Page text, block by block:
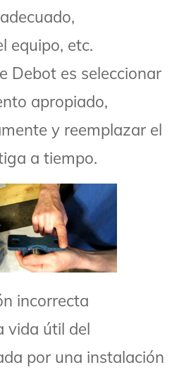
equipo, etc.
Debot es seleccionar
apropiado,
y reemplazar el
a tiempo.
incorrecta
vida útil del
por una instalación